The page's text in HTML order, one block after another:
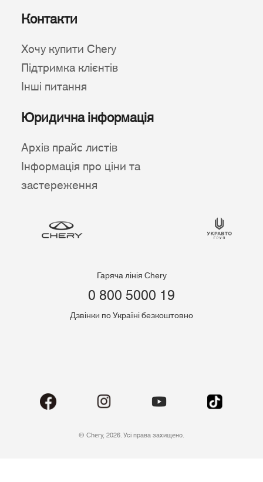
Контакти
Хочу купити Chery
Підтримка клієнтів
Інші питання
Юридична інформація
Архів прайс листів
Інформація про ціни та
застереження
Гаряча лінія Chery
0 800 5000 19
Дзвінки по Україні безкоштовно
© Chery, 2026. Усі права захищено.